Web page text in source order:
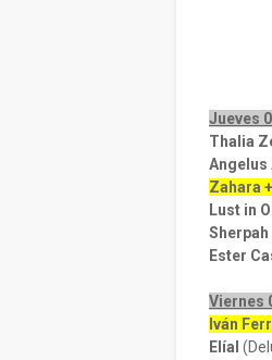
Jueves
Thalia
Angelus
Zahara
Lust in
Sherpah
Ester
Viernes
Iván
Elíal